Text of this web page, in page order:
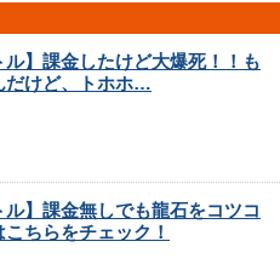
ル】課金したけど大爆死！！も
だけど、トホホ…
ル】課金無しでも龍石をコツコ
ちらをチェック！